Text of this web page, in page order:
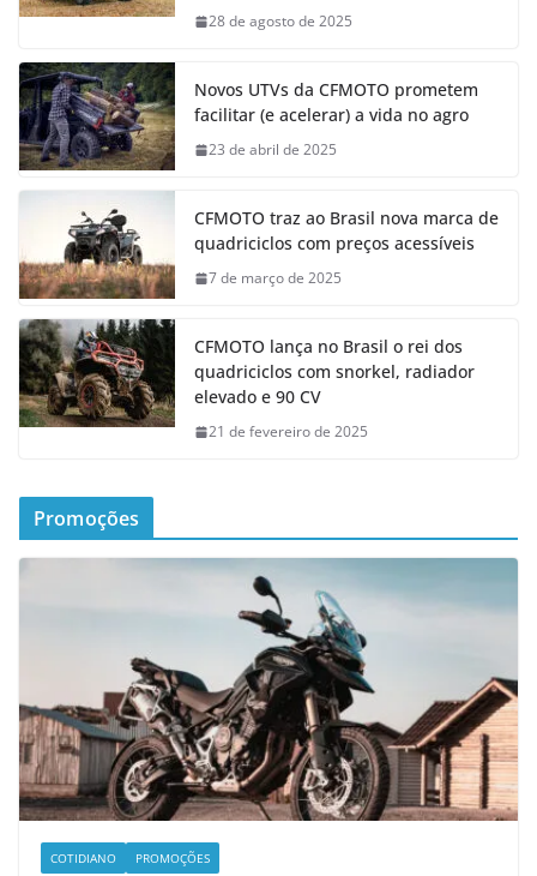
28 de agosto de 2025
Novos UTVs da CFMOTO prometem
facilitar (e acelerar) a vida no agro
23 de abril de 2025
CFMOTO traz ao Brasil nova marca de
quadriciclos com preços acessíveis
7 de março de 2025
CFMOTO lança no Brasil o rei dos
quadriciclos com snorkel, radiador
elevado e 90 CV
21 de fevereiro de 2025
Promoções
COTIDIANO PROMOÇÕES